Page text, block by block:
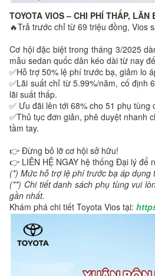
TOYOTA VIOS – CHI PHÍ THẤP, LĂN
🔥Trả trước chỉ từ 69 triệu đồng, Vios
Cơ hội đặc biệt trong tháng 3/2025
mẫu sedan quốc dân kéo dài từ nay
✅Hỗ trợ 50% lệ phí trước bạ, giảm lo
✅Lãi suất chỉ từ 5.99%/năm, cố định
lãi suất thấp.
✅ Ưu đãi lên tới 68% cho 51 phụ tùng
✅Thủ tục đơn giản, phê duyệt nhanh
tầm tay.
👉 Đừng bỏ lỡ cơ hội sở hữu!
👉 LIÊN HỆ NGAY hệ thống Đại lý để
(*) Mức hỗ trợ lệ phí trước bạ áp dụng
(**) Chi tiết danh sách phụ tùng vui
gần nhất.
Khám phá chi tiết Toyota Vios tại: